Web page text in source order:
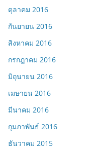
ตุลาคม 2016
กันยายน 2016
สิงหาคม 2016
กรกฎาคม 2016
มิถุนายน 2016
เมษายน 2016
มีนาคม 2016
กุมภาพันธ์ 2016
ธันวาคม 2015